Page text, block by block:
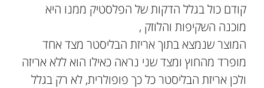
קודם כול בגלל הדקות של הפלסטיק ממנו היא
מוכנה השקיפות והלוזק ,
המוצר שנמצא בתוך אריזת הבליסטר מצד אחד
מופרד מהחוץ ומצד שני נראה כאילו הוא ללא אריזה
ולכן אריזת הבליסטר כל כך פופולרית, לא רק בגלל